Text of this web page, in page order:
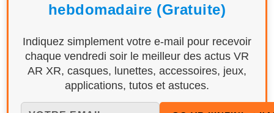
hebdomadaire (Gratuite)
Indiquez simplement votre e-mail pour recevoir
chaque vendredi soir le meilleur des actus VR
AR XR, casques, lunettes, accessoires, jeux,
applications, tutos et astuces.